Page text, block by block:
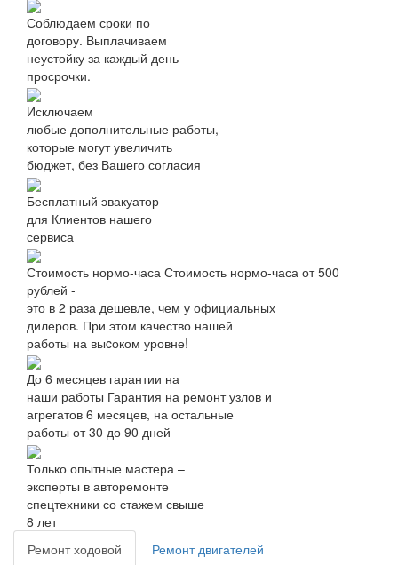
Соблюдаем сроки по
договору. Выплачиваем
неустойку за каждый день
просрочки.
Исключаем
любые дополнительные работы,
которые могут увеличить
бюджет, без Вашего согласия
Бесплатный эвакуатор
для Клиентов нашего
сервиса
Стоимость нормо-часа Стоимость нормо-часа от 500
рублей -
это в 2 раза дешевле, чем у официальных
дилеров. При этом качество нашей
работы на выcоком уровне!
До 6 месяцев гарантии на
наши работы Гарантия на ремонт узлов и
агрегатов 6 месяцев, на остальные
работы от 30 до 90 дней
Только опытные мастера –
эксперты в авторемонте
спецтехники со стажем свыше
8 лет
Ремонт ходовой
Ремонт двигателей